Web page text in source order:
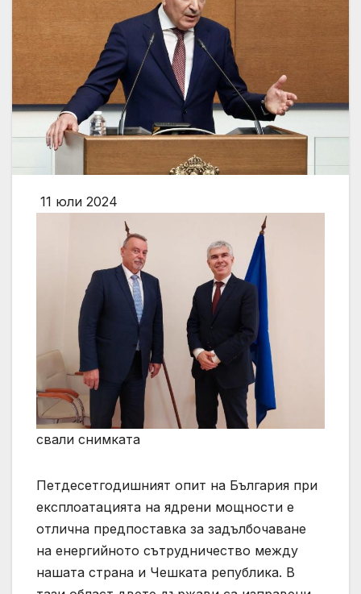
11 юли 2024
свали снимката
Петдесетгодишният опит на България при
експлоатацията на ядрени мощности е
отлична предпоставка за задълбочаване
на енергийното сътрудничество между
нашата страна и Чешката република. В